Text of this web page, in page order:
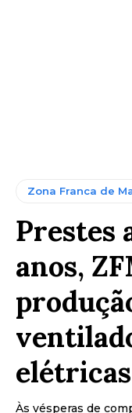
Zona Franca de
Prestes
anos,
elétricas
Às vésperas de